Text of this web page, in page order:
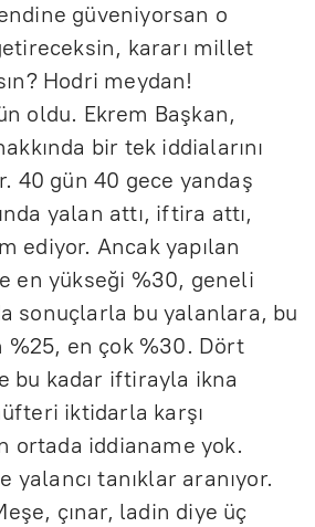
güveniyorsan o
kararı millet
Hodri meydan!
oldu. Ekrem Başkan,
bir tek iddialarını
40 gün 40 gece yandaş
yalan attı, iftira attı,
ediyor. Ancak yapılan
en yükseği %30, geneli
sonuçlarla bu yalanlara, bu
en çok %30. Dört
bu kadar iftirayla ikna
iktidarla karşı
ortada iddianame yok.
yalancı tanıklar aranıyor.
çınar, ladin diye üç